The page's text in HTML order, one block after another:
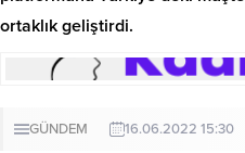
ortaklık geliştirdi.
GÜNDEM 16.06.2022 15:30